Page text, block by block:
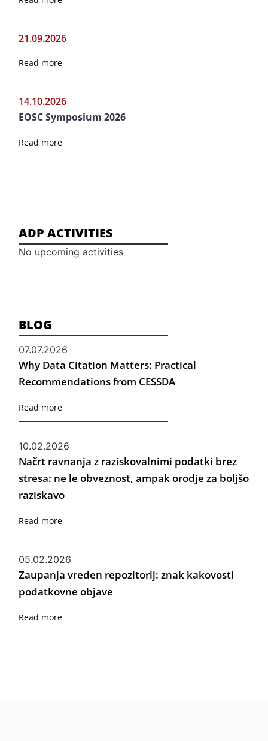
21.09.2026
Read more
14.10.2026
EOSC Symposium 2026
Read more
ADP ACTIVITIES
No upcoming activities
BLOG
07.07.2026
Why Data Citation Matters: Practical
Recommendations from CESSDA
Read more
10.02.2026
Načrt ravnanja z raziskovalnimi podatki brez
stresa: ne le obveznost, ampak orodje za boljšo
raziskavo
Read more
05.02.2026
Zaupanja vreden repozitorij: znak kakovosti
podatkovne objave
Read more